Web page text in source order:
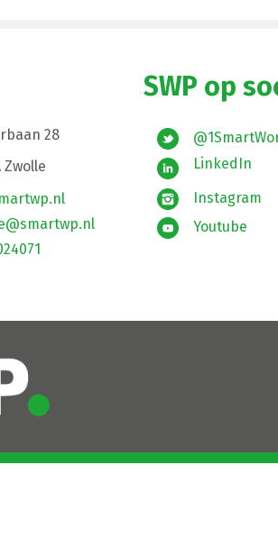
28
Zwolle
SWP op
LinkedIn
Instagram
Youtube